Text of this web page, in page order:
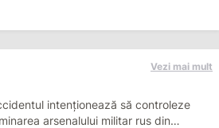
Vezi mai mult
intenționează să controleze
arsenalului militar rus din